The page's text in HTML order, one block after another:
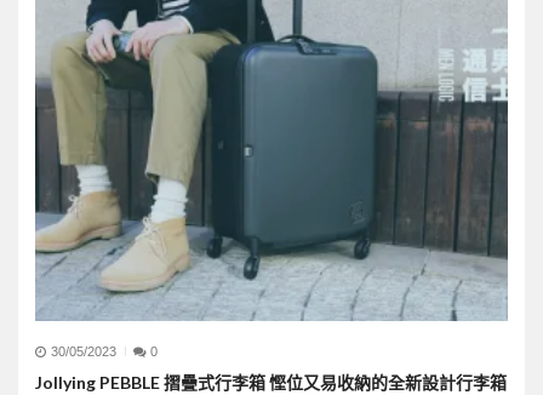
30/05/2023 0
Jollying PEBBLE 摺疊式行李箱 慳位又易收納的全新設計行李箱